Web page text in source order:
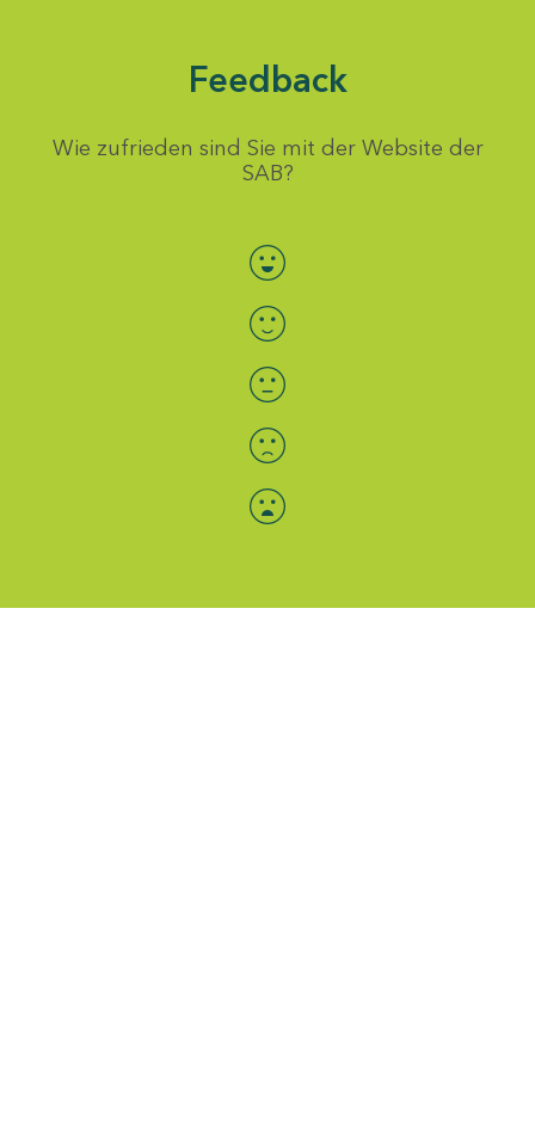
Feedback
Wie zufrieden sind Sie mit der Website der
SAB?
Bewertung auswählen